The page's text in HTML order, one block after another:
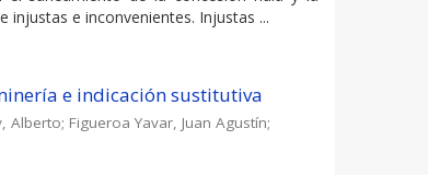
injustas e inconvenientes. Injustas ...
e indicación sustitutiva
Alberto; Figueroa Yavar, Juan Agustín;